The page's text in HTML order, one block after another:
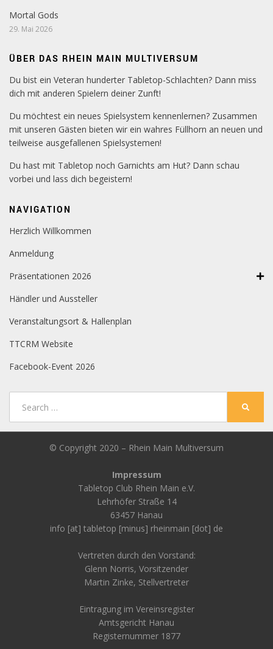
Mortal Gods
29. Mai 2026
ÜBER DAS RHEIN MAIN MULTIVERSUM
Du bist ein Veteran hunderter Tabletop-Schlachten? Dann miss
dich mit anderen Spielern deiner Zunft!
Du möchtest ein neues Spielsystem kennenlernen? Zusammen
mit unseren Gästen bieten wir ein wahres Füllhorn an neuen und
teilweise ausgefallenen Spielsystemen!
Du hast mit Tabletop noch Garnichts am Hut? Dann schau
vorbei und lass dich begeistern!
NAVIGATION
Herzlich Willkommen
Anmeldung
Präsentationen 2026
Händler und Aussteller
Veranstaltungsort & Hallenplan
TTCRM Website
Facebook-Event 2026
© Copyright 2020 – Rhein Main Multiversum
Impressum
Tabletop Club Rhein Main e.V.
Lehrhöfer Straße 14
63457 Hanau
info [at] tabletop [minus] rheinmain [dot] de
Vertreten durch den Vorstand:
Glenn Norris, Vorsitzender
Martin Zinke, Stellvertreter
Eintragung im Vereinsregister
Amtsgericht Hanau
Registernummer 1877